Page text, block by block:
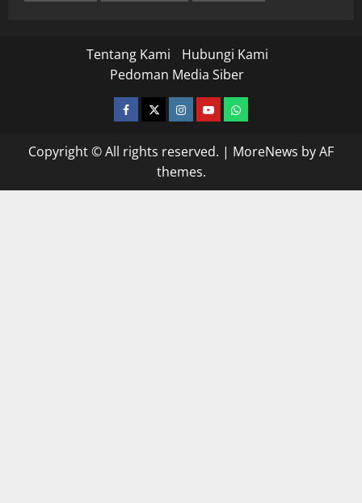
Tentang Kami
Hubungi Kami
Pedoman Media Siber
facebooktwitterinstagram.com
youtubewhatsapp
Copyright © All rights reserved. | MoreNews by AF
themes.